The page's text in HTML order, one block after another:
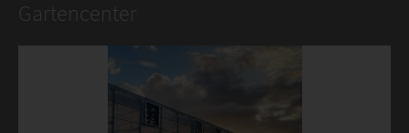
Gartencenter